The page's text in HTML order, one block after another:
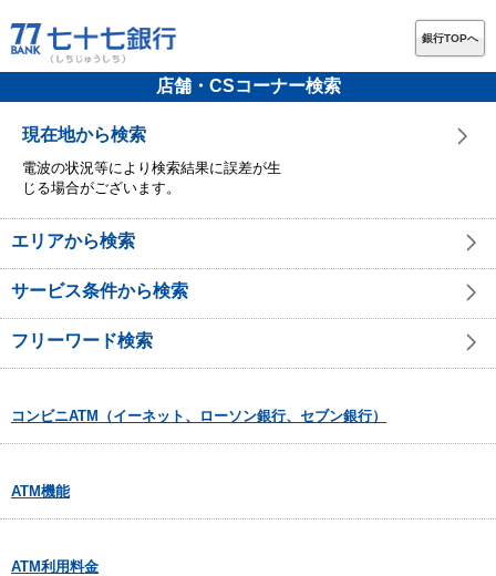
銀行TOPへ
店舗・CSコーナー検索
現在地から検索
電波の状況等により検索結果に誤差が生
じる場合がございます。
エリアから検索
サービス条件から検索
フリーワード検索
コンビニATM（イーネット、ローソン銀行、セブン銀行）
ATM機能
ATM利用料金